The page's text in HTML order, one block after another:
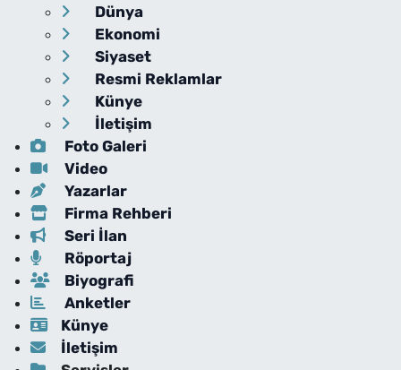
Dünya
Ekonomi
Siyaset
Resmi Reklamlar
Künye
İletişim
Foto Galeri
Video
Yazarlar
Firma Rehberi
Seri İlan
Röportaj
Biyografi
Anketler
Künye
İletişim